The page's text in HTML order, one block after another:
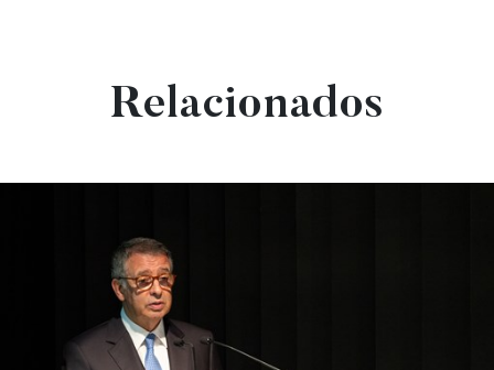
Relacionados